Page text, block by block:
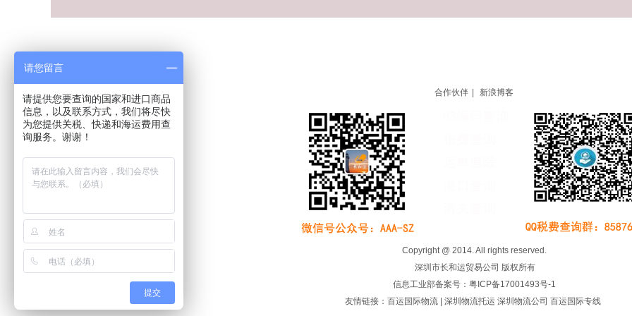
门DDP】｜德国
报价参考报价表或
海运费，报关费，
文件费，纽约清关
费，比例为
运包税门到门
保加利亚双清专线,
保加利亚海运双清
爱沙尼亚双清专
线物流-海运空
运包税门到门
爱沙尼亚双清专线,
爱沙尼亚海运双清
专线那家好
拉脱维亚双清专
运包税门到门
拉脱维亚海运双清
专线那家好
合作伙伴 新浪博客
Copyright @ 2014. All rights reserved.
深圳市长和运贸易公司 版权所有
信息工业部备案号： 粤ICP备17001493号-1
友情链接： 百运国际物流 深圳物流托运 深圳物流公司 百运国际专线
请您留言
请提供您要查询的国家和进口商品
信息，以及联系方式，我们将尽快
为您提供关税、快递和海运费用查
提交